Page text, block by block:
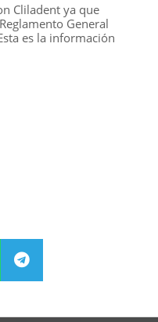
Cliladent ya que
General
es la información